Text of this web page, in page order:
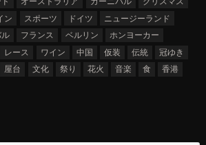
ン スポーツ ドイツ
ニュージーランド
フランス ベルリン
ホンヨーカー
レース ワイン 中国 仮装 伝統
冠ゆき
屋台 文化 祭り 花火 音楽 食 香港